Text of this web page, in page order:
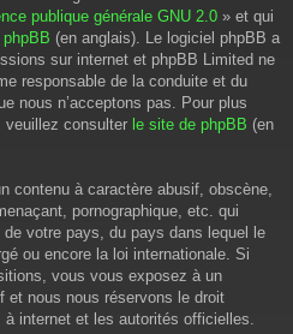
publique générale GNU 2.0 » et qui
(en anglais). Le logiciel phpBB a
sur internet et phpBB Limited ne
responsable de la conduite et du
nous n’acceptons pas. Pour plus
veuillez consulter le site de phpBB (en
contenu à caractère abusif, obscène,
pornographique, etc. qui
votre pays, du pays dans lequel le
ou encore la loi internationale. Si
vous vous exposez à un
et nous nous réservons le droit
à internet et les autorités officielles.